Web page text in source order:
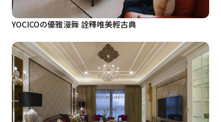
YOCICOの優雅漫舞 詮釋唯美輕古典